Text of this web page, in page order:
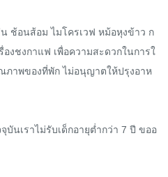
ช้อนส้อม ไมโครเวฟ หม้อหุงข้าว ก
งชงกาแฟ เพื่อความสะดวกในการใ
ภาพของที่พัก ไม่อนุญาตให้ปรุงอาห
บันเราไม่รับเด็กอายุต่ำกว่า 7 ปี ขออ